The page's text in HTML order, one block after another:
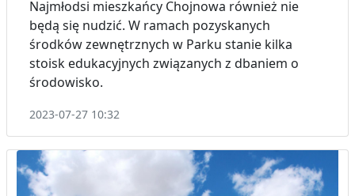
Najmłodsi mieszkańcy Chojnowa również nie
będą się nudzić. W ramach pozyskanych
środków zewnętrznych w Parku stanie kilka
stoisk edukacyjnych związanych z dbaniem o
środowisko.
2023-07-27 10:32